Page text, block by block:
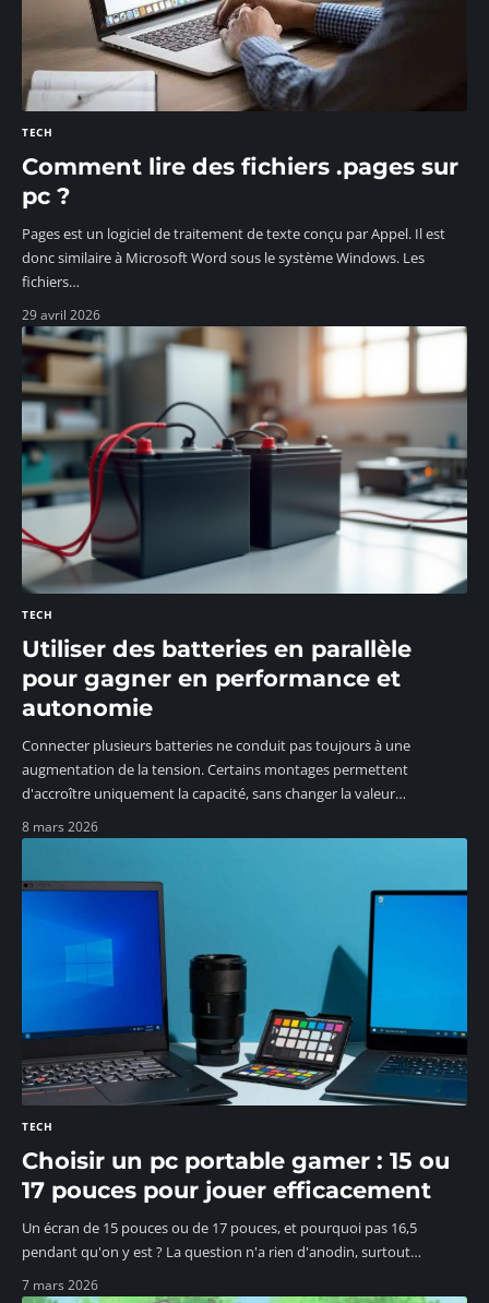
TECH
Comment lire des fichiers .pages sur
pc ?
Pages est un logiciel de traitement de texte conçu par Appel. Il est
donc similaire à Microsoft Word sous le système Windows. Les
fichiers…
29 avril 2026
TECH
Utiliser des batteries en parallèle
pour gagner en performance et
autonomie
Connecter plusieurs batteries ne conduit pas toujours à une
augmentation de la tension. Certains montages permettent
d'accroître uniquement la capacité, sans changer la valeur…
8 mars 2026
TECH
Choisir un pc portable gamer : 15 ou
17 pouces pour jouer efficacement
Un écran de 15 pouces ou de 17 pouces, et pourquoi pas 16,5
pendant qu'on y est ? La question n'a rien d'anodin, surtout…
7 mars 2026